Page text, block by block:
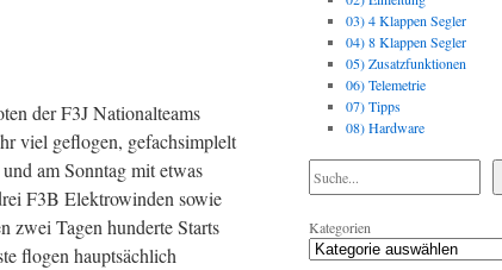
der F3J Nationalteams
viel geflogen, gefachsimplelt
am Sonntag mit etwas
F3B Elektrowinden sowie
zwei Tagen hunderte Starts
flogen hauptsächlich
03) 4 Klappen Segler
04) 8 Klappen Segler
05) Zusatzfunktionen
06) Telemetrie
07) Tipps
08) Hardware
Kategorien